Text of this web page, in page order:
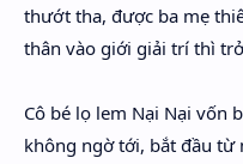
thướt tha, được ba mẹ
thân vào giới giải trí thì
Cô bé lọ lem Nại Nại vốn
không ngờ tới, bắt đầu từ